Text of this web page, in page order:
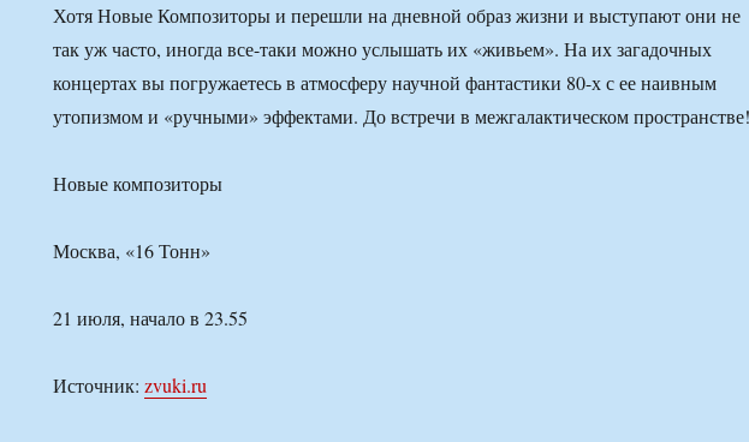
Хотя Новые Композиторы и перешли на дневной образ жизни и выступают они не
так уж часто, иногда все-таки можно услышать их «живьем». На их загадочных
концертах вы погружаетесь в атмосферу научной фантастики 80-х с ее наивным
утопизмом и «ручными» эффектами. До встречи в межгалактическом пространстве!
Новые композиторы
Москва, «16 Тонн»
21 июля, начало в 23.55
Источник: zvuki.ru